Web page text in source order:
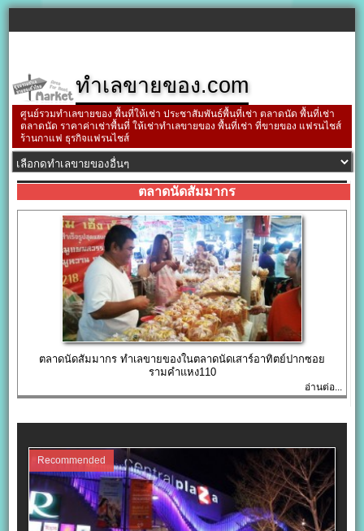
ทำเลขายของ.com
ศูนย์รวมทำเลขายของ พื้นที่ให้เช่า ประชาสัมพันธ์พื้นที่เช่า ตลาดนัด พื้นที่เช่า
ตลาดนัด ราคาค่าเช่าพื้นที่ ให้เช่าทำเลขายของ พื้นที่เช่า ที่ขายของ แฟรนไชส์
ร้านกาแฟ ธุรกิจแฟรนไชส์
ตลาดนัดสัมมากร
ตลาดนัดสัมมากร ทำเลขายของในตลาดนัดเสาร์อาทิตย์ปากซอย
รามคำแหง110
อ่านต่อ...
Recommended